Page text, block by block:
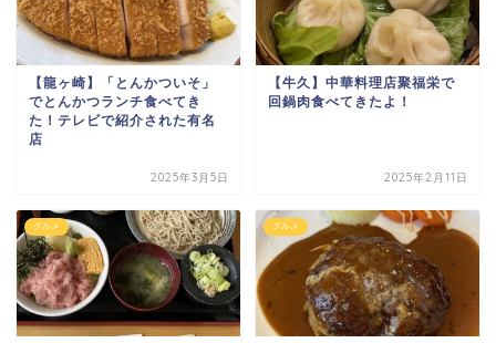
【龍ヶ崎】「とんかついそ」
でとんかつランチ食べてき
た！テレビで紹介された有名
店
2025年3月5日
【牛久】中華料理店聚福栄で
回鍋肉食べてきたよ！
2025年2月11日
グルメ グルメ